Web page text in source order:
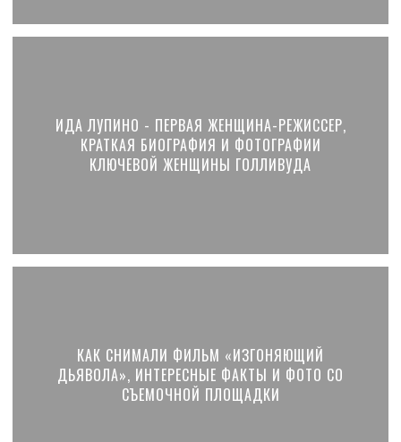
ИДА ЛУПИНО - ПЕРВАЯ ЖЕНЩИНА-РЕЖИССЕР,
КРАТКАЯ БИОГРАФИЯ И ФОТОГРАФИИ
КЛЮЧЕВОЙ ЖЕНЩИНЫ ГОЛЛИВУДА
КАК СНИМАЛИ ФИЛЬМ «ИЗГОНЯЮЩИЙ
ДЬЯВОЛА», ИНТЕРЕСНЫЕ ФАКТЫ И ФОТО СО
СЪЕМОЧНОЙ ПЛОЩАДКИ